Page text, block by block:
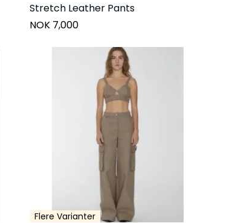
Stretch Leather Pants
NOK 7,000
Flere Varianter